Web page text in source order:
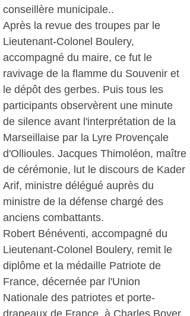
conseillère municipale..
Après la revue des troupes par le
Lieutenant-Colonel Boulery,
accompagné du maire, ce fut le
ravivage de la flamme du Souvenir et
le dépôt des gerbes. Puis tous les
participants observèrent une minute
de silence avant l'interprétation de la
Marseillaise par la Lyre Provençale
d'Ollioules. Jacques Thimoléon, maître
de cérémonie, lut le discours de Kader
Arif, ministre délégué auprès du
ministre de la défense chargé des
anciens combattants.
Robert Bénéventi, accompagné du
Lieutenant-Colonel Boulery, remit le
diplôme et la médaille Patriote de
France, décernée par l'Union
Nationale des patriotes et porte-
drapeaux de France, à Charles Boyer